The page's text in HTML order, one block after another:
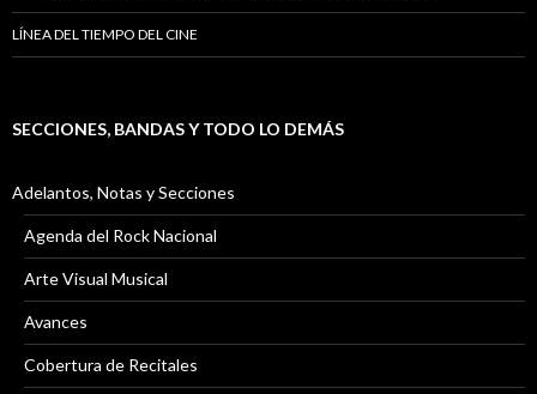
LÍNEA DEL TIEMPO DEL CINE
SECCIONES, BANDAS Y TODO LO DEMÁS
Adelantos, Notas y Secciones
Agenda del Rock Nacional
Arte Visual Musical
Avances
Cobertura de Recitales